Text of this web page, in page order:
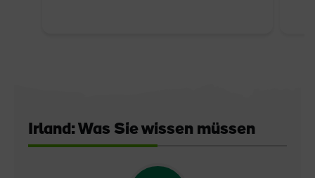
Irland: Was Sie wissen müssen